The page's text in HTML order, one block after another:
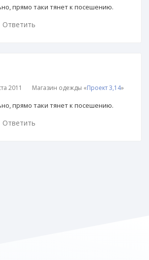
прямо таки тянет к посешению.
Ответить
2011 Магазин одежды «Проект 3,14»
прямо таки тянет к посешению.
Ответить